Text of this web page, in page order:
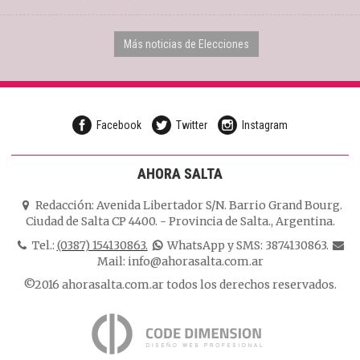
Más noticias de Elecciones
Facebook Twitter Instagram
AHORA SALTA
Redacción: Avenida Libertador S/N. Barrio Grand Bourg.
Ciudad de Salta CP 4400. - Provincia de Salta., Argentina.
Tel.: (0387) 154130863.
WhatsApp y SMS: 3874130863.
Mail: info@ahorasalta.com.ar
©2016 ahorasalta.com.ar todos los derechos reservados.